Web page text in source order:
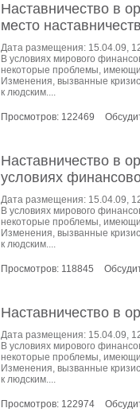
Наставничество в
место
Дата размещения: 15.04.09,
В условиях мирового
некоторые проблемы,
Изменения, вызванные
к людским....
Просмотров: 122469
Наставничество в
условиях
Дата размещения: 15.04.09,
В условиях мирового
некоторые проблемы,
Изменения, вызванные
к людским....
Просмотров: 118845
Наставничество в
Дата размещения: 15.04.09,
В условиях мирового
некоторые проблемы,
Изменения, вызванные
к людским....
Просмотров: 122974